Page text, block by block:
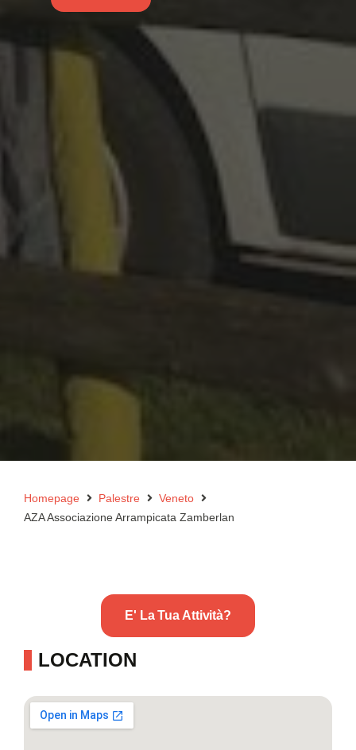
Homepage Palestre
Veneto
AZA Associazione Arrampicata Zamberlan
E' La Tua Attività?
LOCATION